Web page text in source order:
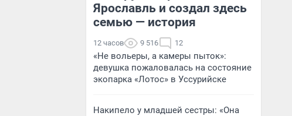
Ярославль и создал здесь
семью — история
12 часов 9 516 12
«Не вольеры, а камеры пыток»:
девушка пожаловалась на состояние
экопарка «Лотос» в Уссурийске
Накипело у младшей сестры: «Она